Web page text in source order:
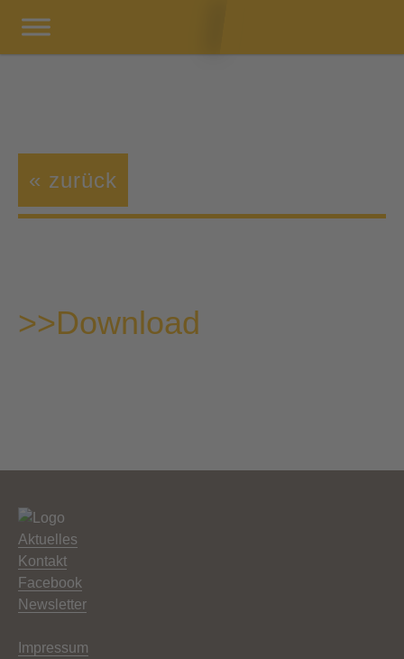
« zurück
>>Download
Aktuelles
Kontakt
Facebook
Newsletter
Impressum